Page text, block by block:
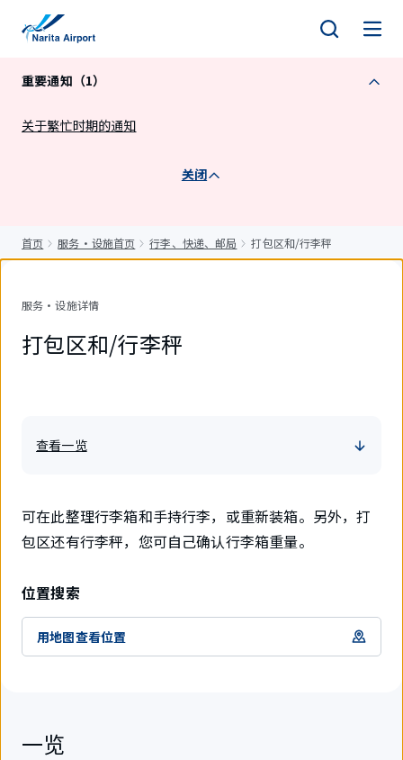
重要通知（1）
关于繁忙时期的通知
关闭
首页 服务・设施首页 行李、快递、邮局 打包区和/行李秤
服务・设施详情
打包区和/行李秤
查看一览
可在此整理行李箱和手持行李，或重新装箱。另外，打
包区还有行李秤，您可自己确认行李箱重量。
位置搜索
用地图查看位置
一览